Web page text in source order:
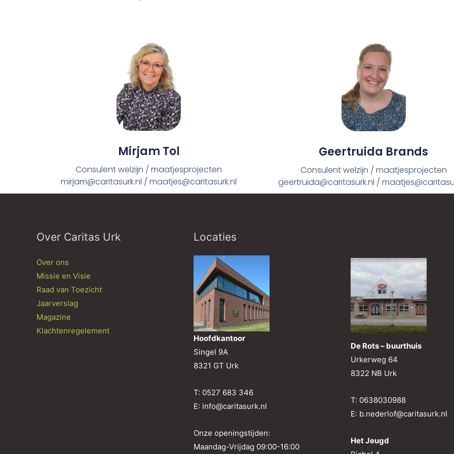
Mirjam Tol
Consulent welzijn / maatjesprojecten
mirjam@caritasurk.nl / maatjes@caritasurk.nl
Geertruida Brands
Consulent welzijn / maatjesprojecten
geertruida@caritasurk.nl /
Over Caritas Urk
Over ons
Missie en Visie
Raad van Toezicht
Jaarverslag
Magazine
Klachtenregelement
Locaties
Hoofdkantoor
Singel 9A
8321 GT Urk
T: 0527 683 346
E: info@caritasurk.nl
Onze openingstijden:
Maandag-Vrijdag 09:00-16:00
De Rots – buurthuis
Urkerweg 64
8322 NB Urk
T: 0638030988
E: b.nederlof@caritasurk.nl
Het Jeugd